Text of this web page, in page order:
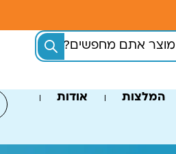
המלצות
אודות